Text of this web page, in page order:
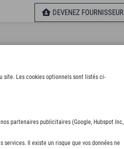
site. Les cookies optionnels sont listés ci-
partenaires publicitaires (Google, Hubspot Inc,
Il existe un risque que vos données ne
DEVENEZ FOURNISSEUR